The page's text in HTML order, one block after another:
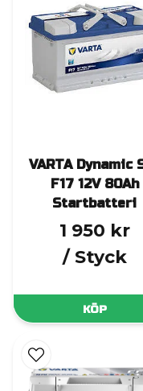
VARTA Dynamic
F17 12V 80Ah
Startbatteri
1 950 kr
/ Styck
KÖP